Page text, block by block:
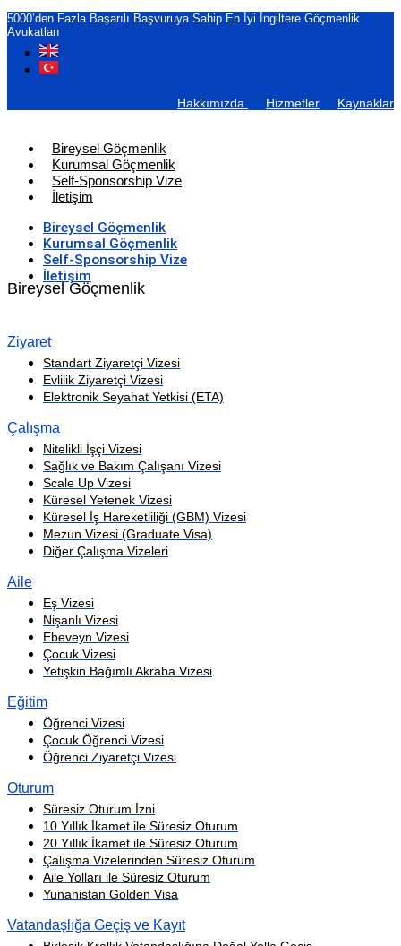
5000’den Fazla Başarılı Başvuruya Sahip En İyi İngiltere Göçmenlik
Avukatları
Hakkımızda Hizmetler Kaynaklar
Bireysel Göçmenlik
Kurumsal Göçmenlik
Self-Sponsorship Vize
İletişim
Bireysel Göçmenlik
Kurumsal Göçmenlik
Self-Sponsorship Vize
İletişim
Bireysel Göçmenlik
Ziyaret
Standart Ziyaretçi Vizesi
Evlilik Ziyaretçi Vizesi
Elektronik Seyahat Yetkisi (ETA)
Çalışma
Nitelikli İşçi Vizesi
Sağlık ve Bakım Çalışanı Vizesi
Scale Up Vizesi
Küresel Yetenek Vizesi
Küresel İş Hareketliliği (GBM) Vizesi
Mezun Vizesi (Graduate Visa)
Diğer Çalışma Vizeleri
Aile
Eş Vizesi
Nişanlı Vizesi
Ebeveyn Vizesi
Çocuk Vizesi
Yetişkin Bağımlı Akraba Vizesi
Eğitim
Öğrenci Vizesi
Çocuk Öğrenci Vizesi
Öğrenci Ziyaretçi Vizesi
Oturum
Süresiz Oturum İzni
10 Yıllık İkamet ile Süresiz Oturum
20 Yıllık İkamet ile Süresiz Oturum
Çalışma Vizelerinden Süresiz Oturum
Aile Yolları ile Süresiz Oturum
Yunanistan Golden Visa
Vatandaşlığa Geçiş ve Kayıt